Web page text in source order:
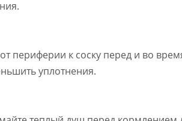
периферии к соску перед и во
уплотнения.